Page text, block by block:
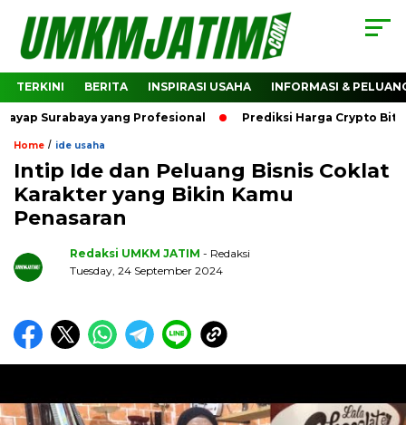
TERKINI BERITA INSPIRASI USAHA INFORMASI &
yang Profesional Prediksi Harga Crypto Bitcoin:
Home / ide usaha
Intip Ide dan Peluang Bisnis Coklat
Karakter yang Bikin Kamu
Penasaran
Redaksi UMKM JATIM - Redaksi
Tuesday, 24 September 2024